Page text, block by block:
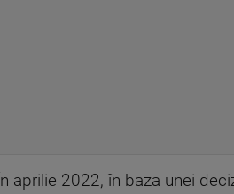
În aprilie 2022, în baza unei